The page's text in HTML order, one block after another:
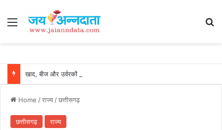
Menu
Home /राज्य/छत्तीसगढ़
छत्तीसगढ़ राज्य